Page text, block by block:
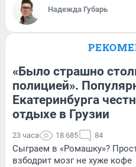
Надежда Губарь
«Было страшно
полицией».
Екатеринбурга
отдыхе в Грузии
23 часа 18 685 84
Сыграем в «Ромашку»?
взбодрит мозг не хуже кофе